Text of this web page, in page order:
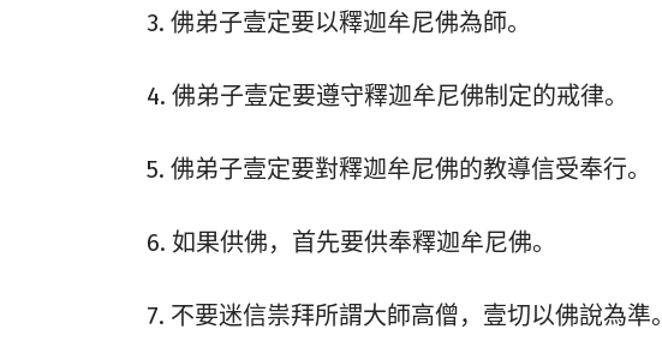
3. 佛弟子壹定要以釋迦牟尼佛為師。
4. 佛弟子壹定要遵守釋迦牟尼佛制定的戒律。
5. 佛弟子壹定要對釋迦牟尼佛的教導信受奉行。
6. 如果供佛，首先要供奉釋迦牟尼佛。
7. 不要迷信祟拜所謂大師高僧，壹切以佛說為準。